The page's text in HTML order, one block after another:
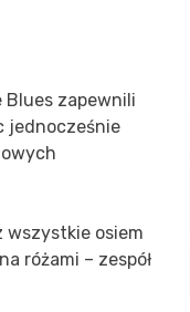
zapewnili
jednocześnie
osiem
różami – zespół